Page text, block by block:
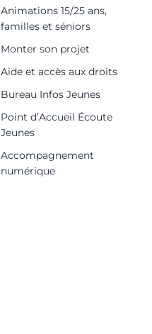
Animations 15/25 ans,
familles et séniors
Monter son projet
Aide et accès aux droits
Bureau Infos Jeunes
Point d’Accueil Écoute
Jeunes
Accompagnement
numérique